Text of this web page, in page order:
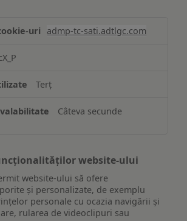
admp-tc-sati.adtlgc.com
Terț
Câteva secunde
website-ului
website-ului să ofere
și personalizate, de exemplu
personale cu ocazia navigării și
rularea de videoclipuri sau